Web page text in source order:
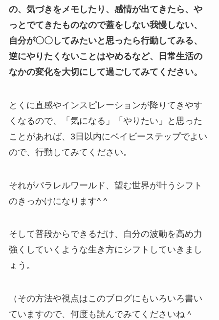
の、気づきをメモしたり、感情が出てきたら、や
っとでてきたものなので蓋をしない我慢しない、
自分が〇〇してみたいと思ったら行動してみる、
逆にやりたくないことはやめるなど、日常生活の
なかの変化を大切にして過ごしてみてください。
とくに直感やインスピレーションが降りてきやす
くなるので、「気になる」「やりたい」と思った
ことがあれば、3日以内にベイビーステップでよい
ので、行動してみてください。
それがパラレルワールド、望む世界が叶うシフト
のきっかけになります^ ^
そして普段からできるだけ、自分の波動を高め力
強くしていくような生き方にシフトしていきまし
ょう。
（その方法や視点はこのブログにもいろいろ書い
ていますので、何度も読んでみてくださいね＾